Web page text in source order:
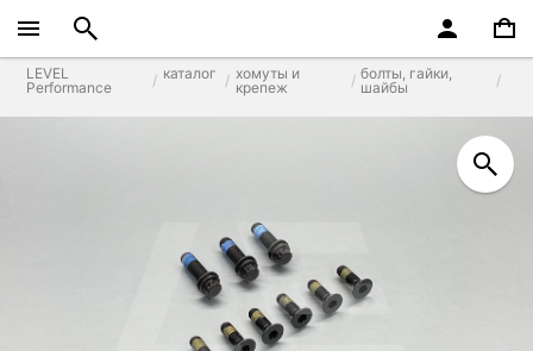
LEVEL
Performance
каталог
хомуты и
крепеж
болты, гайки,
шайбы